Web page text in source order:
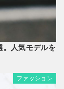
。人気モデルを
ファッション